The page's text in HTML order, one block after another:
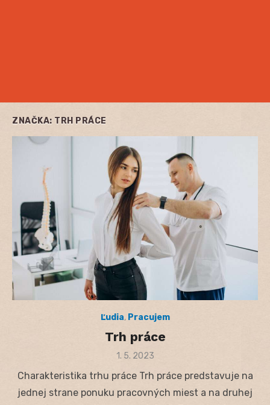
ZNAČKA: TRH PRÁCE
Ľudia, Pracujem
Trh práce
Posted
1. 5. 2023
Charakteristika trhu práce Trh práce predstavuje na
jednej strane ponuku pracovných miest a na druhej